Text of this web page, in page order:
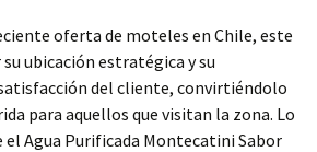
oferta de moteles en Chile, este
ubicación estratégica y su
del cliente, convirtiéndolo
para aquellos que visitan la zona. Lo
el Agua Purificada Montecatini Sabor